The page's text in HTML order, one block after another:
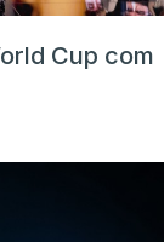
Cup com